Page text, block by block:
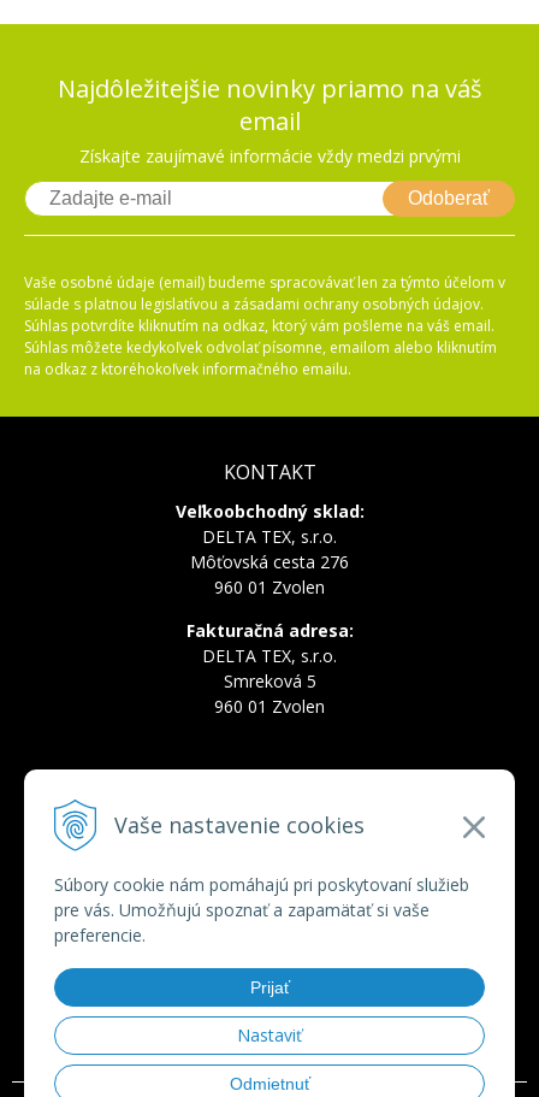
Vaše nastavenie cookies
Súbory cookie nám pomáhajú pri poskytovaní služieb
pre vás. Umožňujú spoznať a zapamätať si vaše
preferencie.
Prijať
Nastaviť
Odmietnuť
Najdôležitejšie novinky priamo na váš
email
Získajte zaujímavé informácie vždy medzi prvými
Odoberať
Vaše osobné údaje (email) budeme spracovávať len za týmto účelom v
súlade s platnou legislatívou a zásadami ochrany osobných údajov.
Súhlas potvrdíte kliknutím na odkaz, ktorý vám pošleme na váš email.
Súhlas môžete kedykoľvek odvolať písomne, emailom alebo kliknutím
na odkaz z ktoréhokoľvek informačného emailu.
KONTAKT
Veľkoobchodný sklad:
DELTA TEX, s.r.o.
Môťovská cesta 276
960 01 Zvolen
Fakturačná adresa:
DELTA TEX, s.r.o.
Smreková 5
960 01 Zvolen
Tel.:+421 910 228 822
E-mail: deltatex@deltatex.sk
VŠETKO O NÁKUPE
Obchodné podmienky
Ochrana osobných údajov